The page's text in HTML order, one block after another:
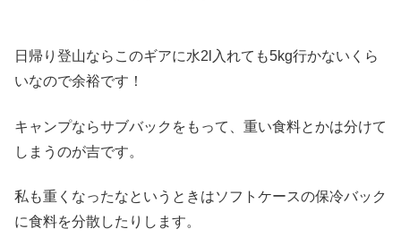
日帰り登山ならこのギアに水2l入れても5kg行かないくら
いなので余裕です！
キャンプならサブバックをもって、重い食料とかは分けて
しまうのが吉です。
私も重くなったなというときはソフトケースの保冷バック
に食料を分散したりします。